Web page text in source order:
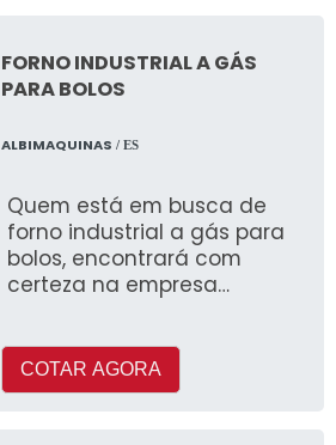
FORNO INDUSTRIAL A GÁS
PARA BOLOS
ALBIMAQUINAS / ES
Quem está em busca de
forno industrial a gás para
bolos, encontrará com
certeza na empresa
COTAR AGORA